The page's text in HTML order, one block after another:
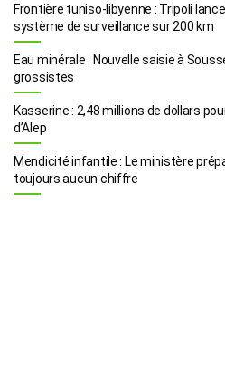
Frontière tuniso-libyenne : Tripoli
système de surveillance sur 200 km
Eau minérale : Nouvelle saisie à
grossistes
Kasserine : 2,48 millions de dollars
d’Alep
Mendicité infantile : Le ministère
toujours aucun chiffre